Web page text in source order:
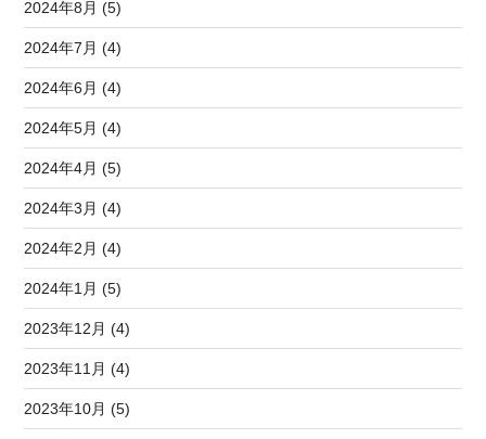
2024年8月 (5)
2024年7月 (4)
2024年6月 (4)
2024年5月 (4)
2024年4月 (5)
2024年3月 (4)
2024年2月 (4)
2024年1月 (5)
2023年12月 (4)
2023年11月 (4)
2023年10月 (5)